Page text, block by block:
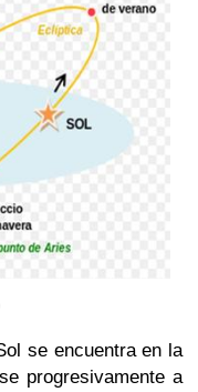
se encuentra en la
progresivamente a